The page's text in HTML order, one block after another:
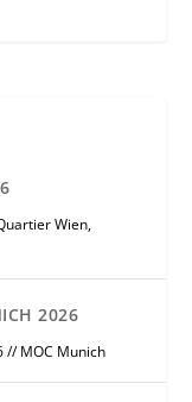
Wien,
2026
// MOC Munich